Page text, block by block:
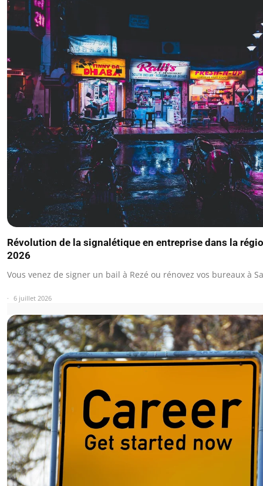
Révolution de la signalétique en entreprise dans la
2026
Vous venez de signer un bail à Rezé ou rénovez vos bureaux à
6 juillet 2026